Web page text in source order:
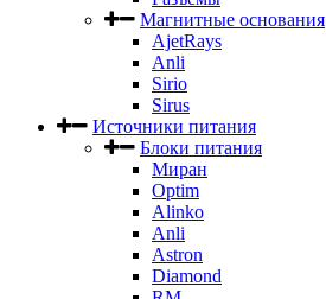
Магнитные основания
AjetRays
Anli
Sirio
Sirus
Источники питания
Блоки питания
Миран
Optim
Alinko
Anli
Astron
Diamond